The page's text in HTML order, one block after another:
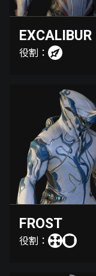
EXCALIBUR
役割：
FROST
役割：